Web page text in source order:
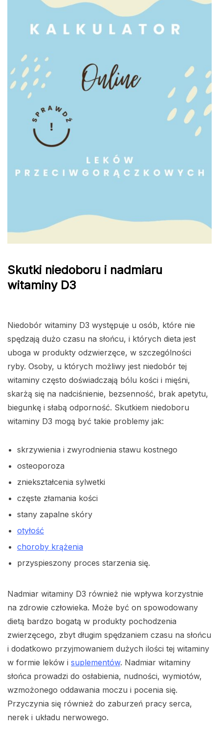
Skutki niedoboru i nadmiaru
witaminy D3
Niedobór witaminy D3 występuje u osób, które nie
spędzają dużo czasu na słońcu, i których dieta jest
uboga w produkty odzwierzęce, w szczególności
ryby. Osoby, u których możliwy jest niedobór tej
witaminy często doświadczają bólu kości i mięśni,
skarżą się na nadciśnienie, bezsenność, brak apetytu,
biegunkę i słabą odporność. Skutkiem niedoboru
witaminy D3 mogą być takie problemy jak:
skrzywienia i zwyrodnienia stawu kostnego
osteoporoza
zniekształcenia sylwetki
częste złamania kości
stany zapalne skóry
otyłość
choroby krążenia
przyspieszony proces starzenia się.
Nadmiar witaminy D3 również nie wpływa korzystnie
na zdrowie człowieka. Może być on spowodowany
dietą bardzo bogatą w produkty pochodzenia
zwierzęcego, zbyt długim spędzaniem czasu na słońcu
i dodatkowo przyjmowaniem dużych ilości tej witaminy
w formie leków i suplementów. Nadmiar witaminy
słońca prowadzi do osłabienia, nudności, wymiotów,
wzmożonego oddawania moczu i pocenia się.
Przyczynia się również do zaburzeń pracy serca,
nerek i układu nerwowego.